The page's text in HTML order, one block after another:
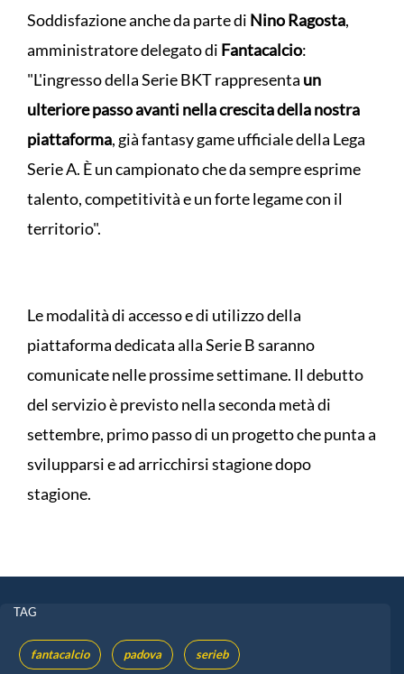
Soddisfazione anche da parte di Nino Ragosta,
amministratore delegato di Fantacalcio:
"L'ingresso della Serie BKT rappresenta un
ulteriore passo avanti nella crescita della nostra
piattaforma, già fantasy game ufficiale della Lega
Serie A. È un campionato che da sempre esprime
talento, competitività e un forte legame con il
territorio".
Le modalità di accesso e di utilizzo della
piattaforma dedicata alla Serie B saranno
comunicate nelle prossime settimane. Il debutto
del servizio è previsto nella seconda metà di
settembre, primo passo di un progetto che punta a
svilupparsi e ad arricchirsi stagione dopo
stagione.
TAG
fantacalcio padova serieb